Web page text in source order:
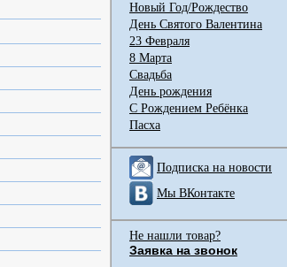
Новый Год/Рождество
День Святого Валентина
23 Февраля
8 Марта
Свадьба
День рождения
С Рождением Ребёнка
Пасха
Подписка на новости
Мы ВКонтакте
Не нашли товар?
Заявка на звонок